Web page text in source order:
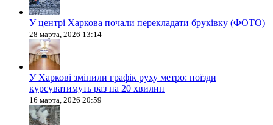
У центрі Харкова почали перекладати бруківку (ФОТО)
28 марта, 2026 13:14
У Харкові змінили графік руху метро: поїзди
курсуватимуть раз на 20 хвилин
16 марта, 2026 20:59